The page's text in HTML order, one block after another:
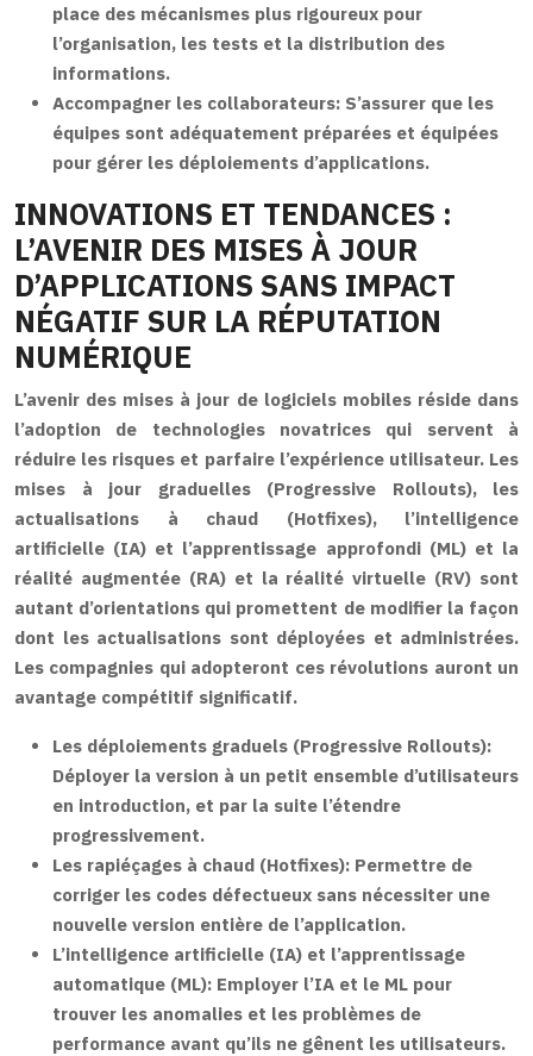
place des mécanismes plus rigoureux pour
l’organisation, les tests et la distribution des
informations.
Accompagner les collaborateurs: S’assurer que les
équipes sont adéquatement préparées et équipées
pour gérer les déploiements d’applications.
INNOVATIONS ET TENDANCES :
L’AVENIR DES MISES À JOUR
D’APPLICATIONS SANS IMPACT
NÉGATIF SUR LA RÉPUTATION
NUMÉRIQUE
L’avenir des mises à jour de logiciels mobiles réside dans
l’adoption de technologies novatrices qui servent à
réduire les risques et parfaire l’expérience utilisateur. Les
mises à jour graduelles (Progressive Rollouts), les
actualisations à chaud (Hotfixes), l’intelligence
artificielle (IA) et l’apprentissage approfondi (ML) et la
réalité augmentée (RA) et la réalité virtuelle (RV) sont
autant d’orientations qui promettent de modifier la façon
dont les actualisations sont déployées et administrées.
Les compagnies qui adopteront ces révolutions auront un
avantage compétitif significatif.
Les déploiements graduels (Progressive Rollouts):
Déployer la version à un petit ensemble d’utilisateurs
en introduction, et par la suite l’étendre
progressivement.
Les rapiéçages à chaud (Hotfixes): Permettre de
corriger les codes défectueux sans nécessiter une
nouvelle version entière de l’application.
L’intelligence artificielle (IA) et l’apprentissage
automatique (ML): Employer l’IA et le ML pour
trouver les anomalies et les problèmes de
performance avant qu’ils ne gênent les utilisateurs.